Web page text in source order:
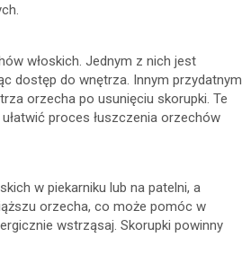
włoskich. Jednym z nich jest
dostęp do wnętrza. Innym przydatnym
orzecha po usunięciu skorupki. Te
proces łuszczenia orzechów
w piekarniku lub na patelni, a
orzecha, co może pomóc w
wstrząsaj. Skorupki powinny